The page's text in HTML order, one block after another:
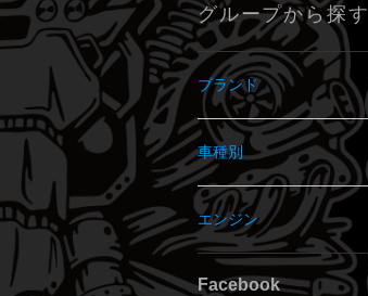
グループから探す
ブランド
車種別
エンジン
Facebook